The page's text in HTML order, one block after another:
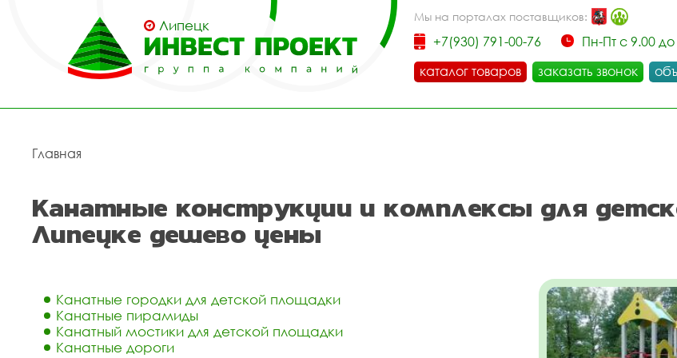
Липецк
Мы на порталах поставщиков:
+7(930) 791-00-76
Пн-Пт с 9.00 до
каталог товаров
заказать звонок
Главная
Канатные конструкции и комплексы для
Липецке дешево цены
Канатные городки для детской площадки
Канатные пирамиды
Канатный мостики для детской площадки
Канатные дороги